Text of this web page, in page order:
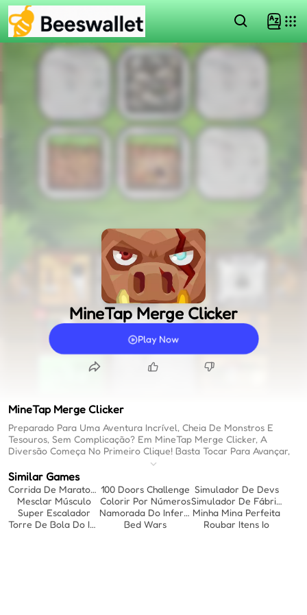
MineTap Merge Clicker
Play Now
MineTap Merge Clicker
Preparado Para Uma Aventura Incrível, Cheia De Monstros E
Tesouros, Sem Complicação? Em MineTap Merge Clicker, A
Diversão Começa No Primeiro Clique! Basta Tocar Para Avançar,
Evoluir E Se Tornar Uma Lenda Neste Mundo Misterioso. Se Você
Busca Free Online Games Para Aqueles Momentos Livres, Essa
Jornada Cativante Vai Prender Sua Atenção. Com Mecânicas
Simples E Diretas, É Um Dos Melhores Easy Games To Play,
Perfeito Tanto Para Novatos Quanto Para Veteranos. Desperte O
Herói Que Há Em Você E Conquiste O Desconhecido De Forma
Relaxante E Divertida!
Similar Games
Corrida De Maratona Io 100 Doors Challenge Simulador De Devs
Mesclar Músculo
Colorir Por Números
Simulador De Fábrica De Madeira
Super Escalador
Namorada Do Inferno Minha Mina Perfeita
Torre De Bola Do Inferno
Bed Wars Roubar Itens Io